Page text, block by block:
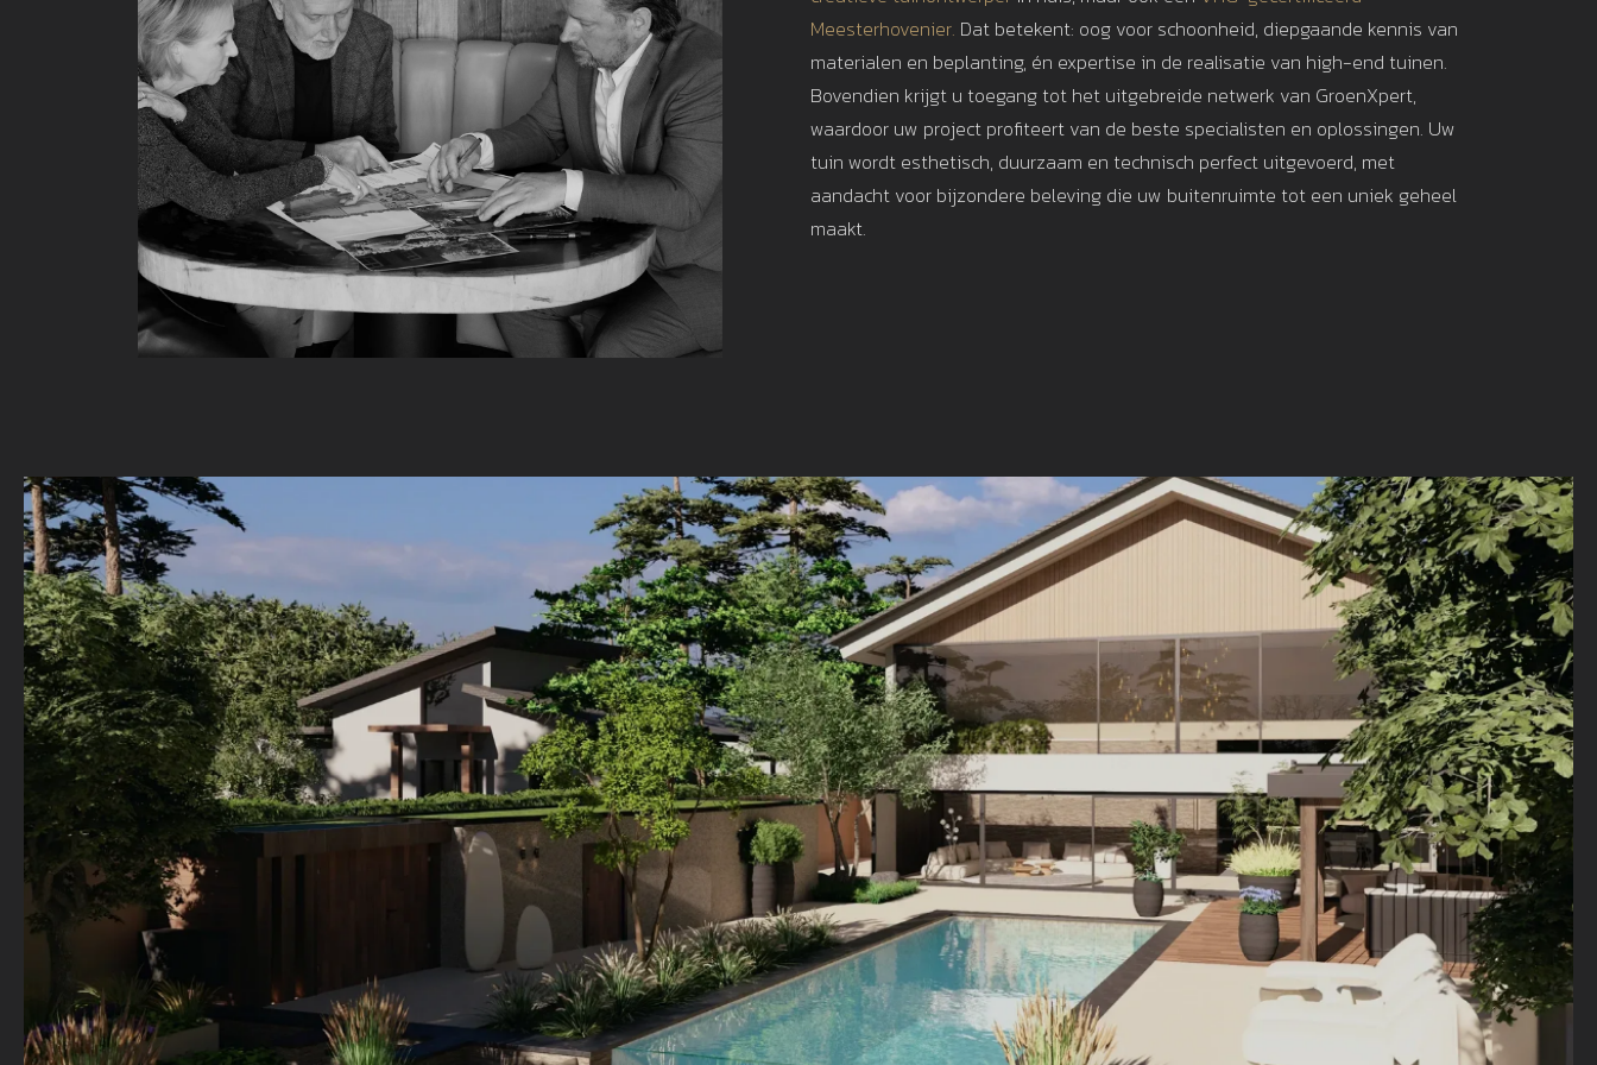
Meesterhovenier. Dat betekent: oog voor schoonheid, diepgaande kennis van
materialen en beplanting, én expertise in de realisatie van high-end tuinen.
Bovendien krijgt u toegang tot het uitgebreide netwerk van GroenXpert,
waardoor uw project profiteert van de beste specialisten en oplossingen. Uw
tuin wordt esthetisch, duurzaam en technisch perfect uitgevoerd, met
aandacht voor bijzondere beleving die uw buitenruimte tot een uniek geheel
maakt.